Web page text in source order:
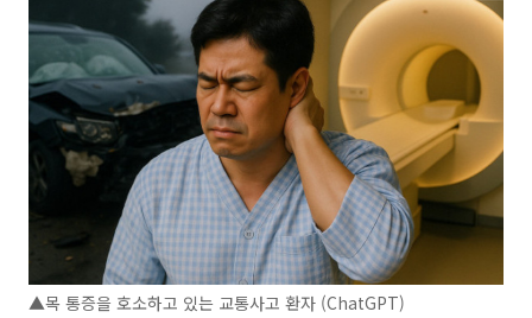
▲목 통증을 호소하고 있는 교통사고 환자 (ChatGPT)